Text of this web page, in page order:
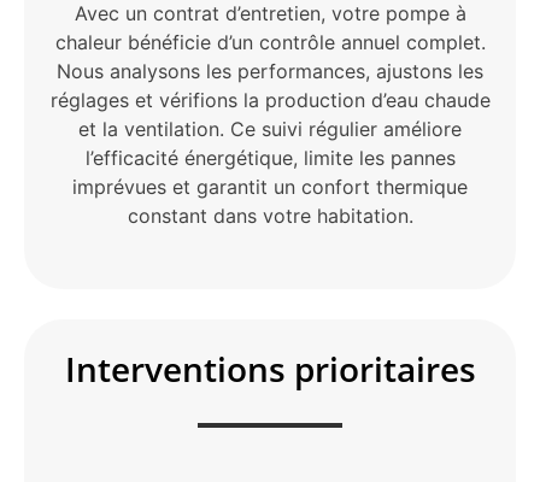
Avec un contrat d’entretien, votre pompe à
chaleur bénéficie d’un contrôle annuel complet.
Nous analysons les performances, ajustons les
réglages et vérifions la production d’eau chaude
et la ventilation. Ce suivi régulier améliore
l’efficacité énergétique, limite les pannes
imprévues et garantit un confort thermique
constant dans votre habitation.
Interventions prioritaires